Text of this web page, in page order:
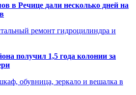
в Речице дали несколько дней на
ремонт гидроцилиндра и
получил 1,5 года колонии за
обувница, зеркало и вешалка в